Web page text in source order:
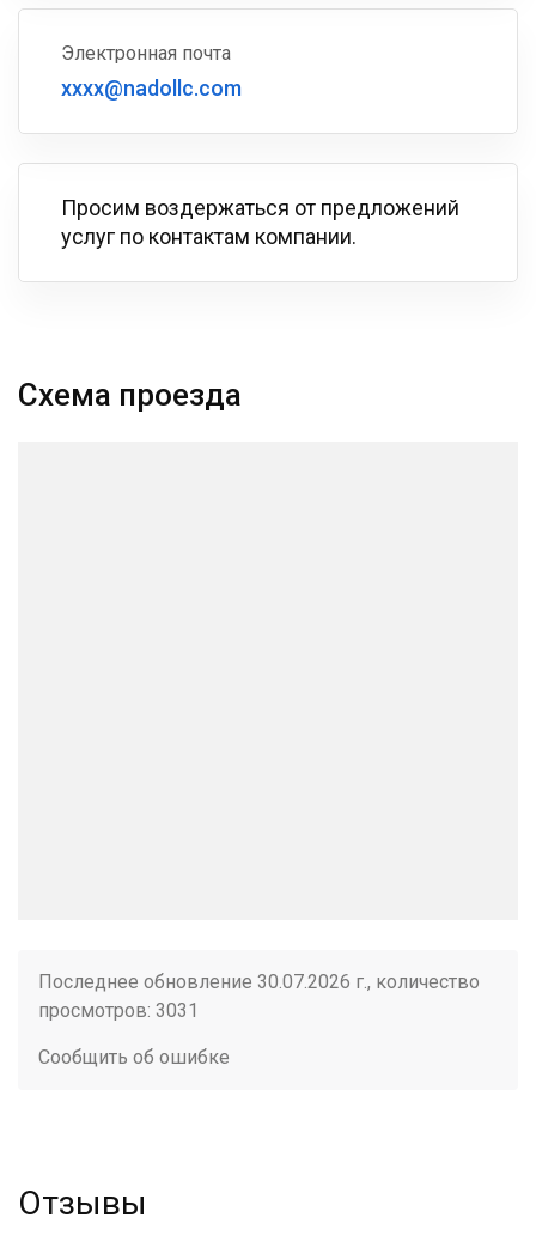
Электронная почта
xxxx@nadollc.com
Просим воздержаться от предложений
услуг по контактам компании.
Схема проезда
Последнее обновление 30.07.2026 г., количество
просмотров: 3031
Сообщить об ошибке
Отзывы